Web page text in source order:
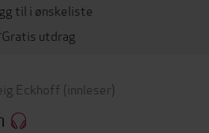
til i ønskeliste
Gratis utdrag
Eckhoff (innleser)